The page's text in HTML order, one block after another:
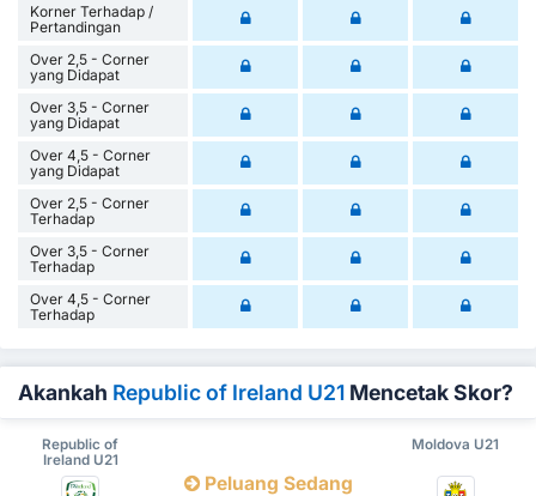
Korner Terhadap /
Pertandingan
Over 2,5 - Corner
yang Didapat
Over 3,5 - Corner
yang Didapat
Over 4,5 - Corner
yang Didapat
Over 2,5 - Corner
Terhadap
Over 3,5 - Corner
Terhadap
Over 4,5 - Corner
Terhadap
Akankah Republic of Ireland U21 Mencetak Skor?
Republic of
Ireland U21
Moldova U21
Peluang Sedang